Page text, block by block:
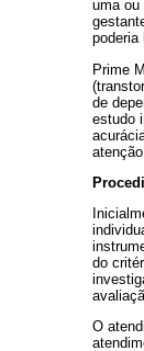
uma ou
poderia
Prime
de
estudo
do
O